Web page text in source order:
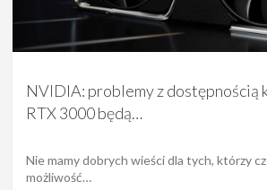
NVIDIA: problemy z dostępnością
RTX 3000 będą…
Nie mamy dobrych wieści dla tych, którzy
możliwość…